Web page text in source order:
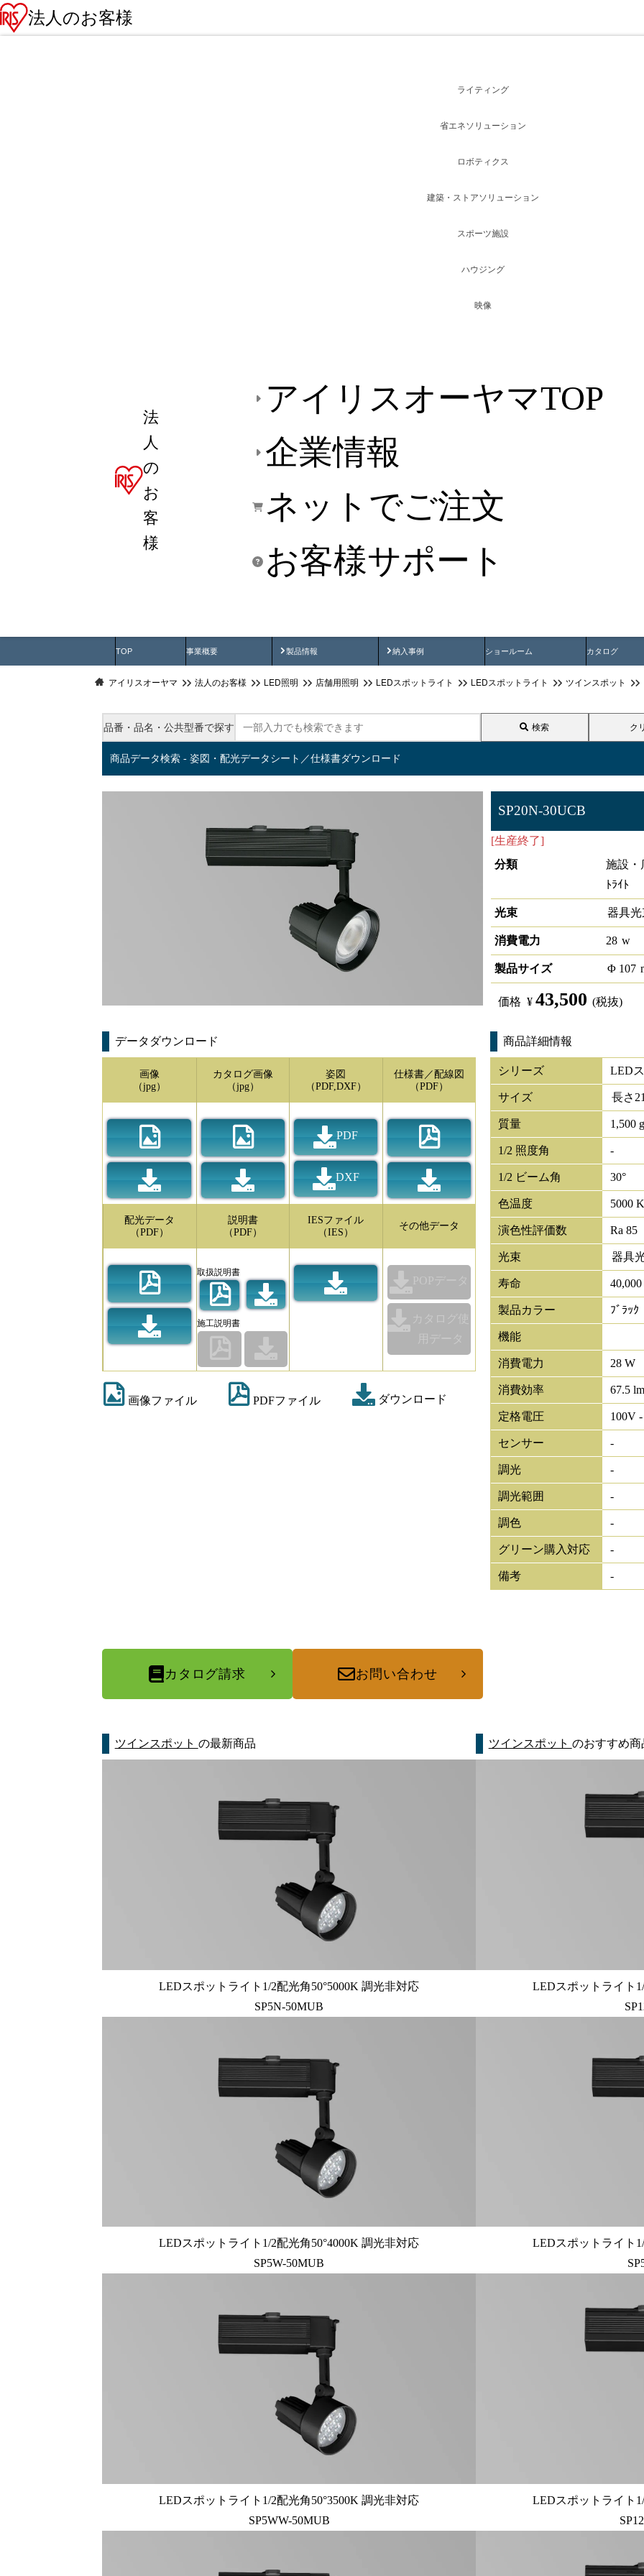
法人のお客様
法
人
の
お
客
様
アイリスオーヤマTOP
企業情報
ネットでご注文
お客様サポート
ライティング
省エネソリューション
ロボティクス
建築・ストアソリューション
スポーツ施設
ハウジング
映像
TOP 事業概要 製品情報
製品動画 納入事例
納入事例動画 ショールーム カタログ
アイリスオーヤマ 法人のお客様 LED照明 店舗用照明 LEDスポットライト LEDスポットライト ツインスポット
品番・品名・公共型番で探す 検索 ク
商品データ検索 - 姿図・配光データシート／仕様書ダウンロード
SP20N-30UCB
[生産終了]
分類
施設
ﾄﾗｲﾄ
光束 器具光
消費電力 28 w
製品サイズ Φ 107
価格 ¥ 43,500 (税抜)
データダウンロード
画像
（jpg）
カタログ画像
（jpg）
姿図
（PDF,DXF）
PDF
DXF
仕様書／配線図
（PDF）
配光データ
（PDF）
説明書
（PDF）
取扱説明書
施工説明書
IESファイル
（IES）
その他データ
POPデータ
カタログ使
用データ
画像ファイル PDFファイル ダウンロード
商品詳細情報
シリーズ LED
サイズ 長さ
質量 1,500 g
1/2 照度角 -
1/2 ビーム角 30°
色温度 5000 K
演色性評価数 Ra 85
光束 器具
寿命
製品カラー ﾌﾞﾗｯｸ
機能
消費電力 28 W
消費効率 67.5
定格電圧 100V
センサー -
調光 -
調光範囲 -
調色 -
グリーン購入対応 -
備考 -
カタログ請求 お問い合わせ
ツインスポット の最新商品
LEDスポットライト1/2配光角50°5000K 調光非対応
SP5N-50MUB
LEDスポットライト1/2配光角50°4000K 調光非対応
SP5W-50MUB
LEDスポットライト1/2配光角50°3500K 調光非対応
SP5WW-50MUB
ツインスポット のおすすめ商
LEDスポットライト
LEDスポットライト
LEDスポットライト